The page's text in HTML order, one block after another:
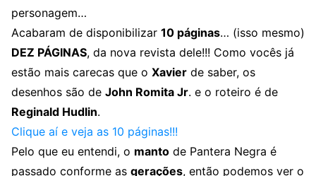
personagem…
Acabaram de disponibilizar 10 páginas… (isso mesmo)
DEZ PÁGINAS, da nova revista dele!!! Como vocês já
estão mais carecas que o Xavier de saber, os
desenhos são de John Romita Jr. e o roteiro é de
Reginald Hudlin.
Clique aí e veja as 10 páginas!!!
Pelo que eu entendi, o manto de Pantera Negra é
passado conforme as gerações, então podemos ver o